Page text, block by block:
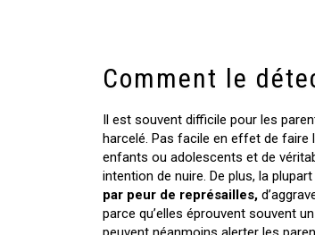
Comment le
Il est souvent difficile pour les
harcelé. Pas facile en effet de
enfants ou adolescents et de
intention de nuire. De plus, la
par peur de représailles,
parce qu’elles éprouvent souvent